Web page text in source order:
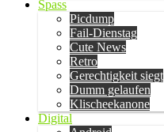
Spass
Picdump
Fail-Dienstag
Cute News
Retro
Gerechtigkeit siegt
Dumm gelaufen
Klischeekanone
Digital